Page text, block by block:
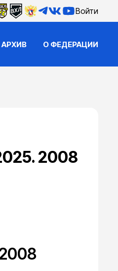
Войти
АРХИВ О ФЕДЕРАЦИИ
2008